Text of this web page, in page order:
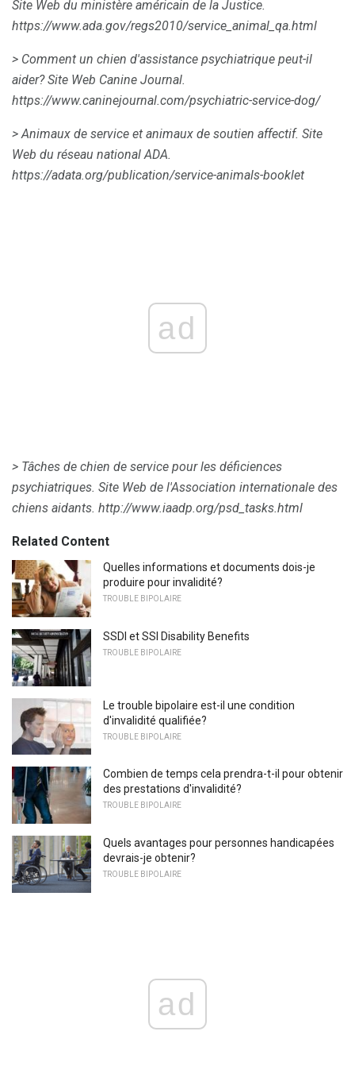
Site Web du ministère américain de la Justice.
https://www.ada.gov/regs2010/service_animal_qa.html
> Comment un chien d'assistance psychiatrique peut-il
aider? Site Web Canine Journal.
https://www.caninejournal.com/psychiatric-service-dog/
> Animaux de service et animaux de soutien affectif. Site
Web du réseau national ADA.
https://adata.org/publication/service-animals-booklet
ad
> Tâches de chien de service pour les déficiences
psychiatriques. Site Web de l'Association internationale des
chiens aidants. http://www.iaadp.org/psd_tasks.html
Related Content
Quelles informations et documents dois-je
produire pour invalidité?
TROUBLE BIPOLAIRE
SSDI et SSI Disability Benefits
TROUBLE BIPOLAIRE
Le trouble bipolaire est-il une condition
d'invalidité qualifiée?
TROUBLE BIPOLAIRE
Combien de temps cela prendra-t-il pour obtenir
des prestations d'invalidité?
TROUBLE BIPOLAIRE
Quels avantages pour personnes handicapées
devrais-je obtenir?
TROUBLE BIPOLAIRE
ad